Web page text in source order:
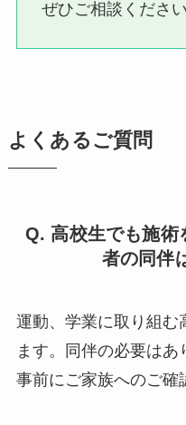
ぜひご相談ください
よくあるご質問
Q. 高校生でも施術
者の同伴
運動、学業に取り組む
ます。同伴の必要は
事前にご家族へのご確